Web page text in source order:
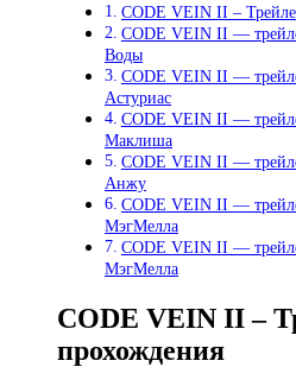
CODE VEIN II –
CODE VEIN II —
Воды
CODE VEIN II —
Астуриас
CODE VEIN II —
Маклиша
CODE VEIN II —
Анжу
CODE VEIN II —
МэгМелла
CODE VEIN II —
МэгМелла
CODE VEIN II –
прохождения